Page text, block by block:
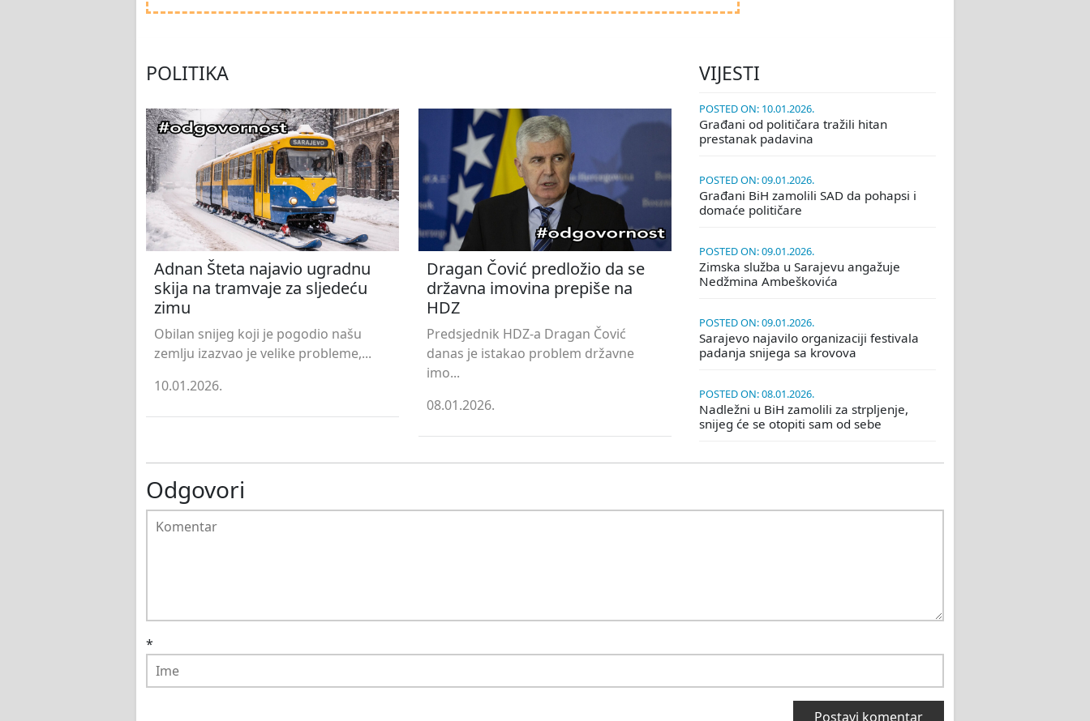
POLITIKA
Adnan Šteta najavio ugradnu
skija na tramvaje za sljedeću
zimu
Obilan snijeg koji je pogodio našu
zemlju izazvao je velike probleme,...
10.01.2026.
Dragan Čović predložio da se
državna imovina prepiše na
HDZ
Predsjednik HDZ-a Dragan Čović
danas je istakao problem državne
imo...
08.01.2026.
VIJESTI
POSTED ON: 10.01.2026.
Građani od političara tražili hitan
prestanak padavina
POSTED ON: 09.01.2026.
Građani BiH zamolili SAD da pohapsi i
domaće političare
POSTED ON: 09.01.2026.
Zimska služba u Sarajevu angažuje
Nedžmina Ambeškovića
POSTED ON: 09.01.2026.
Sarajevo najavilo organizaciji festivala
padanja snijega sa krovova
POSTED ON: 08.01.2026.
Nadležni u BiH zamolili za strpljenje,
snijeg će se otopiti sam od sebe
Odgovori
*